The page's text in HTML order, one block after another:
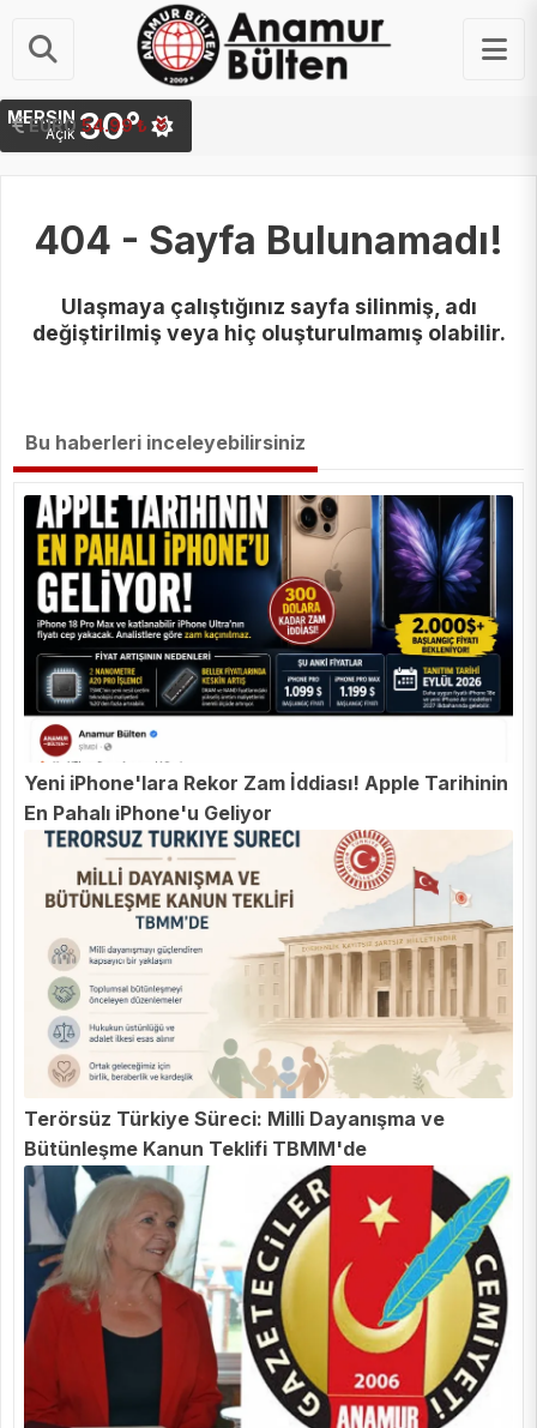
EURO 54.99 ₺
STERLIN 64.20 ₺
MERSIN
Açık 30°
404 - Sayfa Bulunamadı!
Ulaşmaya çalıştığınız sayfa silinmiş, adı
değiştirilmiş veya hiç oluşturulmamış olabilir.
Bu haberleri inceleyebilirsiniz
Yeni iPhone'lara Rekor Zam İddiası! Apple Tarihinin
En Pahalı iPhone'u Geliyor
Terörsüz Türkiye Süreci: Milli Dayanışma ve
Bütünleşme Kanun Teklifi TBMM'de